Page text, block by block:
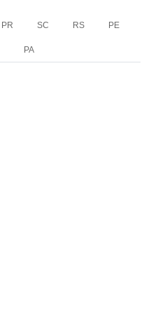
PR SC RS PE
PA